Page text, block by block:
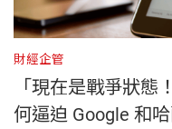
財經企管
「現在是戰爭狀態
何逼迫 Google 和